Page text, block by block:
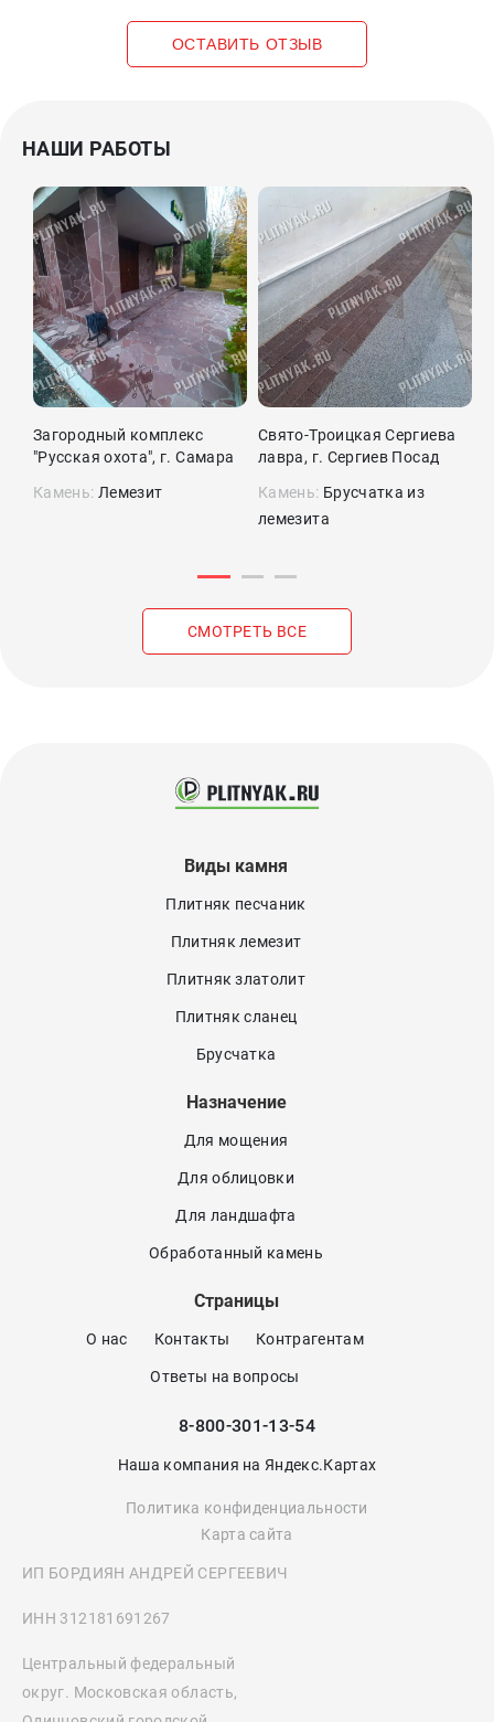
ОСТАВИТЬ ОТЗЫВ
НАШИ РАБОТЫ
Загородный комплекс
"Русская охота", г. Самара
Камень: Лемезит
Свято-Троицкая Сергиева
лавра, г. Сергиев Посад
Камень: Брусчатка из
лемезита
СМОТРЕТЬ ВСЕ
Виды камня
Плитняк песчаник
Плитняк лемезит
Плитняк златолит
Плитняк сланец
Брусчатка
Назначение
Для мощения
Для облицовки
Для ландшафта
Обработанный камень
Страницы
О нас Контакты Контрагентам
Ответы на вопросы
8-800-301-13-54
Наша компания на Яндекс.Картах
Политика конфиденциальности
Карта сайта
ИП БОРДИЯН АНДРЕЙ СЕРГЕЕВИЧ
ИНН 312181691267
Центральный федеральный
округ. Московская область,